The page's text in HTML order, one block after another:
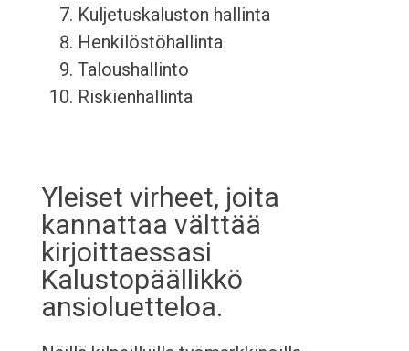
Kuljetuskaluston hallinta
Henkilöstöhallinta
Taloushallinto
Riskienhallinta
Yleiset virheet, joita
kannattaa välttää
kirjoittaessasi
Kalustopäällikkö
ansioluetteloa.